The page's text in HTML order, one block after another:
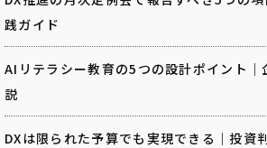
践ガイド
AIリテラシー教育の5つの設計ポイント｜
説
DXは限られた予算でも実現できる｜投資